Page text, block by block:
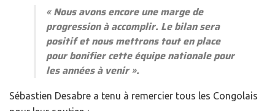
«Nous avons encore une marge de
progression à accomplir. Le bilan sera
positif et nous mettrons tout en place
pour bonifier cette équipe nationale pour
les années à venir».
Sébastien Desabre a tenu à remercier tous les Congolais